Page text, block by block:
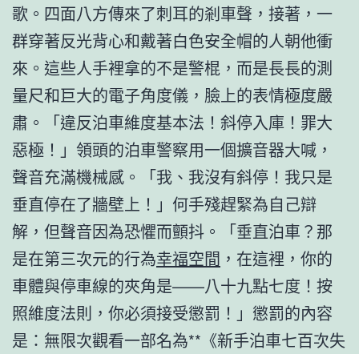
歌。四面八方傳來了刺耳的剎車聲，接著，一
群穿著反光背心和戴著白色安全帽的人朝他衝
來。這些人手裡拿的不是警棍，而是長長的測
量尺和巨大的電子角度儀，臉上的表情極度嚴
肅。「違反泊車維度基本法！斜停入庫！罪大
惡極！」領頭的泊車警察用一個擴音器大喊，
聲音充滿機械感。「我、我沒有斜停！我只是
垂直停在了牆壁上！」何手殘趕緊為自己辯
解，但聲音因為恐懼而顫抖。「垂直泊車？那
是在第三次元的行為幸福空間 ，在這裡，你的
車體與停車線的夾角是——八十九點七度！按
照維度法則，你必須接受懲罰！」懲罰的內容
是：無限次觀看一部名為**《新手泊車七百次失